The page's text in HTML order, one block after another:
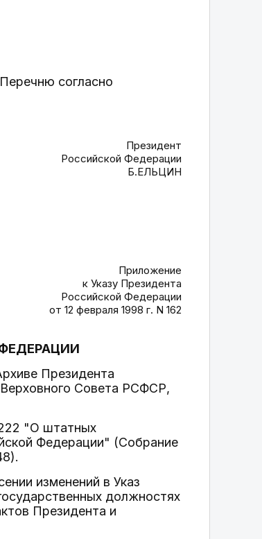
согласно
Президент
Российской Федерации
Б.ЕЛЬЦИН
Приложение
к Указу Президента
Российской Федерации
от 12 февраля 1998 г. N 162
Президента
Совета РСФСР,
"О штатных
Федерации" (Собрание
изменений в Указ
должностях
Президента и